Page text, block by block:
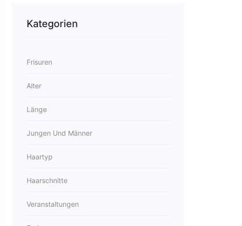
Kategorien
Frisuren
Alter
Länge
Jungen Und Männer
Haartyp
Haarschnitte
Veranstaltungen